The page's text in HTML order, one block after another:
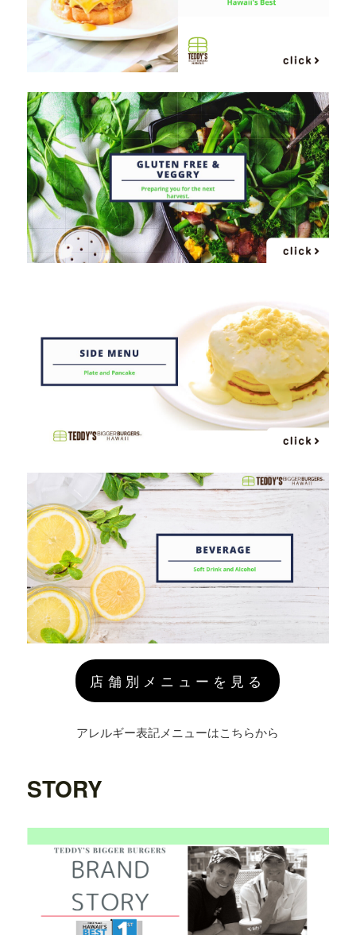
店舗別メニューを見る
アレルギー表記メニューはこちらから
STORY